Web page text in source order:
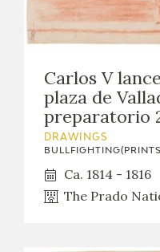
Carlos V
plaza de
preparatorio
DRAWINGS
Ca. 1814 - 1816
The Prado